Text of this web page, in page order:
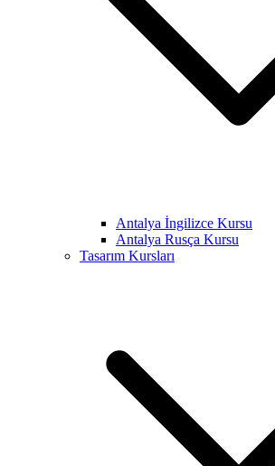
Antalya İngilizce Kursu
Antalya Rusça Kursu
Tasarım Kursları